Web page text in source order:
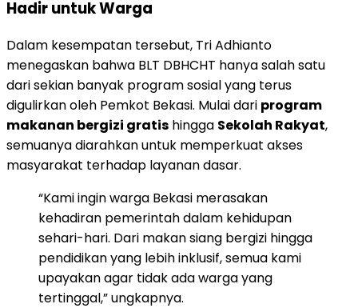
Hadir untuk Warga
Dalam kesempatan tersebut, Tri Adhianto
menegaskan bahwa BLT DBHCHT hanya salah satu
dari sekian banyak program sosial yang terus
digulirkan oleh Pemkot Bekasi. Mulai dari program
makanan bergizi gratis hingga Sekolah Rakyat,
semuanya diarahkan untuk memperkuat akses
masyarakat terhadap layanan dasar.
“Kami ingin warga Bekasi merasakan
kehadiran pemerintah dalam kehidupan
sehari-hari. Dari makan siang bergizi hingga
pendidikan yang lebih inklusif, semua kami
upayakan agar tidak ada warga yang
tertinggal,” ungkapnya.